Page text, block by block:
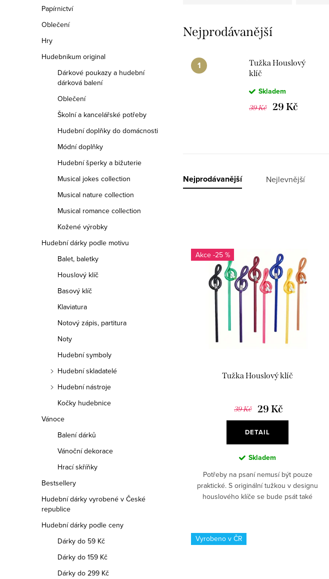
n
n
í
p
Papírnictví
Oblečení
Hry
Hudebnikum original
Dárkové poukazy a hudební
dárková balení
Oblečení
Školní a kancelářské potřeby
Hudební doplňky do domácnosti
Módní doplňky
Hudební šperky a bižuterie
Musical jokes collection
Musical nature collection
Musical romance collection
Kožené výrobky
Hudební dárky podle motivu
Balet, baletky
Houslový klíč
Basový klíč
Klaviatura
Notový zápis, partitura
Noty
Hudební symboly
Hudební skladatelé
Hudební nástroje
Kočky hudebnice
Vánoce
Balení dárků
Vánoční dekorace
Hrací skříňky
Bestsellery
Hudební dárky vyrobené v České
republice
Hudební dárky podle ceny
Dárky do 59 Kč
Dárky do 159 Kč
Dárky do 299 Kč
Nejprodávanější
Tužka Houslový
klíč
Skladem
39 Kč 29 Kč
Ř
n
Nejprodávanější Nejlevnější
V
-25 %
Tužka Houslový klíč
39 Kč 29 Kč
DETAIL
Skladem
Potřeby na psaní nemusí být pouze
praktické. S originální tužkou v designu
houslového klíče se bude psát také
Vyrobeno v ČR